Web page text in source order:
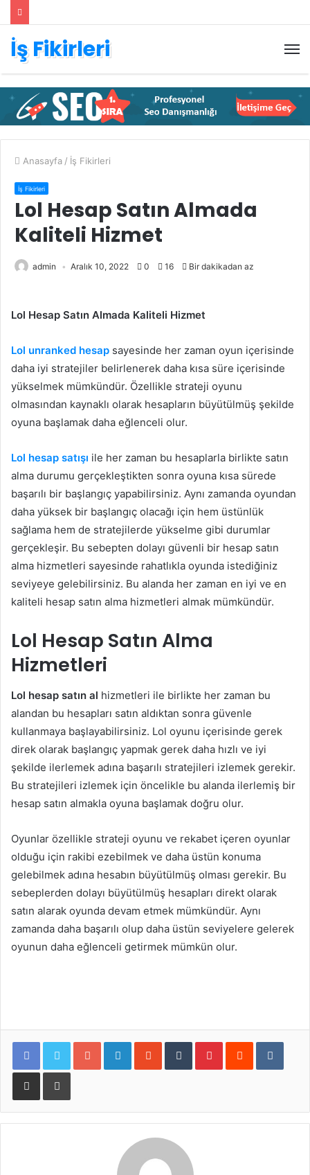
İş Fikirleri
Anasayfa / İş Fikirleri
İş Fikirleri
Lol Hesap Satın Almada
Kaliteli Hizmet
admin Aralık 10, 2022 0 16 Bir dakikadan az
Lol Hesap Satın Almada Kaliteli Hizmet
Lol unranked hesap sayesinde her zaman oyun içerisinde
daha iyi stratejiler belirlenerek daha kısa süre içerisinde
yükselmek mümkündür. Özellikle strateji oyunu
olmasından kaynaklı olarak hesapların büyütülmüş şekilde
oyuna başlamak daha eğlenceli olur.
Lol hesap satışı ile her zaman bu hesaplarla birlikte satın
alma durumu gerçekleştikten sonra oyuna kısa sürede
başarılı bir başlangıç yapabilirsiniz. Aynı zamanda oyundan
daha yüksek bir başlangıç olacağı için hem üstünlük
sağlama hem de stratejilerde yükselme gibi durumlar
gerçekleşir. Bu sebepten dolayı güvenli bir hesap satın
alma hizmetleri sayesinde rahatlıkla oyunda istediğiniz
seviyeye gelebilirsiniz. Bu alanda her zaman en iyi ve en
kaliteli hesap satın alma hizmetleri almak mümkündür.
Lol Hesap Satın Alma
Hizmetleri
Lol hesap satın al hizmetleri ile birlikte her zaman bu
alandan bu hesapları satın aldıktan sonra güvenle
kullanmaya başlayabilirsiniz. Lol oyunu içerisinde gerek
direk olarak başlangıç yapmak gerek daha hızlı ve iyi
şekilde ilerlemek adına başarılı stratejileri izlemek gerekir.
Bu stratejileri izlemek için öncelikle bu alanda ilerlemiş bir
hesap satın almakla oyuna başlamak doğru olur.
Oyunlar özellikle strateji oyunu ve rekabet içeren oyunlar
olduğu için rakibi ezebilmek ve daha üstün konuma
gelebilmek adına hesabın büyütülmüş olması gerekir. Bu
sebeplerden dolayı büyütülmüş hesapları direkt olarak
satın alarak oyunda devam etmek mümkündür. Aynı
zamanda daha başarılı olup daha üstün seviyelere gelerek
oyunun daha eğlenceli getirmek mümkün olur.
Google+ LinkedIn StumbleUpon Tumblr Pinterest Reddit
E-Posta ile paylaş Yazdır